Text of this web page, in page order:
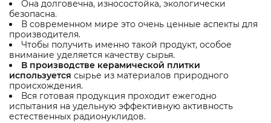
Она долговечна, износостойка, экологически
безопасна.
В современном мире это очень ценные аспекты для
производителя.
Чтобы получить именно такой продукт, особое
внимание уделяется качеству сырья.
В производстве керамической плитки
используется сырье из материалов природного
происхождения.
Вся готовая продукция проходит ежегодно
испытания на удельную эффективную активность
естественных радионуклидов.